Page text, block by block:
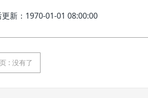
新：1970-01-01 08:00:00
: 没有了